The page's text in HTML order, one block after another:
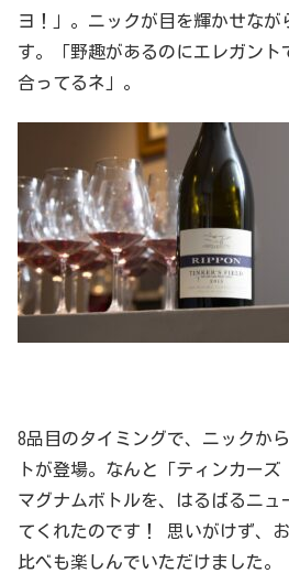
ヨ！」。ニックが目を輝かせなが
す。「野趣があるのにエレガント
合ってるネ」。
8品目のタイミングで、ニックか
トが登場。なんと「ティンカー
マグナムボトルを、はるばるニュ
てくれたのです！ 思いがけず、
比べも楽しんでいただけました。